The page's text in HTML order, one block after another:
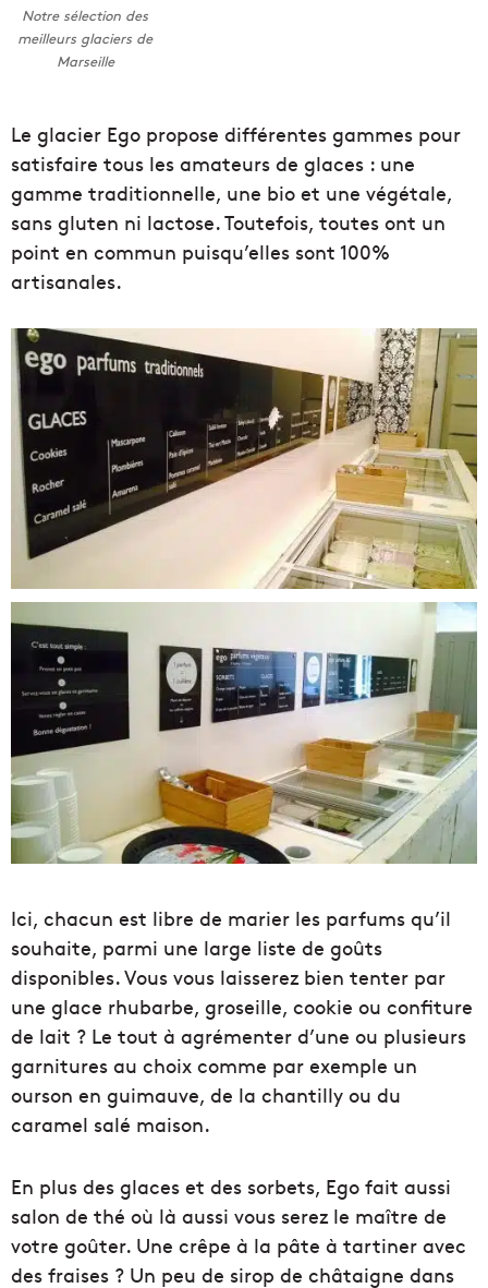
Notre sélection des
meilleurs glaciers de
Marseille
Le glacier Ego propose différentes gammes pour
satisfaire tous les amateurs de glaces : une
gamme traditionnelle, une bio et une végétale,
sans gluten ni lactose. Toutefois, toutes ont un
point en commun puisqu’elles sont 100%
artisanales.
Ici, chacun est libre de marier les parfums qu’il
souhaite, parmi une large liste de goûts
disponibles. Vous vous laisserez bien tenter par
une glace rhubarbe, groseille, cookie ou confiture
de lait ? Le tout à agrémenter d’une ou plusieurs
garnitures au choix comme par exemple un
ourson en guimauve, de la chantilly ou du
caramel salé maison.
En plus des glaces et des sorbets, Ego fait aussi
salon de thé où là aussi vous serez le maître de
votre goûter. Une crêpe à la pâte à tartiner avec
des fraises ? Un peu de sirop de châtaigne dans